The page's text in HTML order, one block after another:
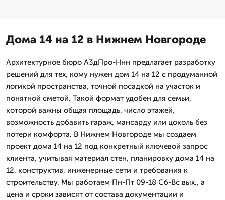
Дома 14 на 12 в Нижнем Новгороде
Архитектурное бюро А3дПро-Ннн предлагает разработку
решений для тех, кому нужен дом 14 на 12 с продуманной
логикой пространства, точной посадкой на участок и
понятной сметой. Такой формат удобен для семьи,
которой важны общая площадь, число этажей,
возможность добавить гараж, мансарду или цоколь без
потери комфорта. В Нижнем Новгороде мы создаем
проект дома 14 на 12 под конкретный ключевой запрос
клиента, учитывая материал стен, планировку дома 14 на
12, конструктив, инженерные сети и требования к
строительству. Мы работаем Пн-Пт 09-18 Сб-Вс вых., а
цена и сроки зависят от состава документации и